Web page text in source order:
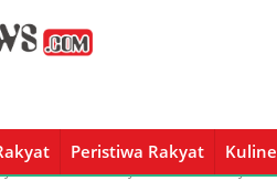
Peristiwa Rakyat
Peristiwa Rakyat Kuliner Rakyat